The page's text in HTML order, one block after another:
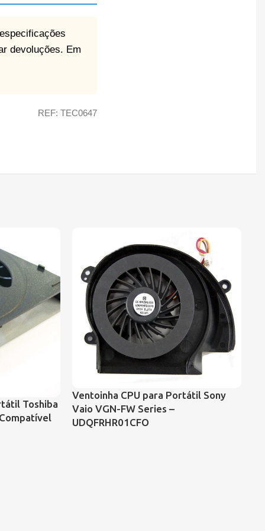
devoluções. Em
REF: TEC0647
Toshiba
Ventoinha CPU para Portátil Sony
Vaio VGN-FW Series –
UDQFRHR01CFO